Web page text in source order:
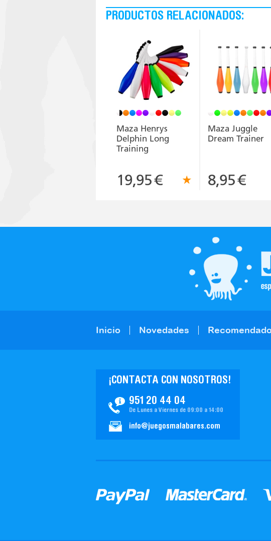
PRODUCTOS RELACIONADOS:
Maza Henrys
Delphin Long
Training
19,95€
Maza Juggle
Dream Trainer
8,95€
Inicio Novedades
951 20 44 04
¡CONTACTA CON NOSOTROS!
De Lunes a Viernes de 09:00 a 14:00
info@juegosmalabares.com